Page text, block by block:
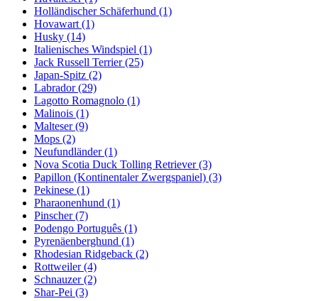
Holländischer Schäferhund (1)
Hovawart (1)
Husky (14)
Italienisches Windspiel (1)
Jack Russell Terrier(25)
Japan-Spitz (2)
Labrador(29)
Lagotto Romagnolo (1)
Malinois (1)
Malteser(9)
Mops (2)
Neufundländer(1)
Nova Scotia Duck Tolling Retriever(3)
Papillon (Kontinentaler Zwergspaniel) (3)
Pekinese (1)
Pharaonenhund (1)
Pinscher(7)
Podengo Português (1)
Pyrenäenberghund (1)
Rhodesian Ridgeback (2)
Rottweiler(4)
Schnauzer(2)
Shar-Pei (3)